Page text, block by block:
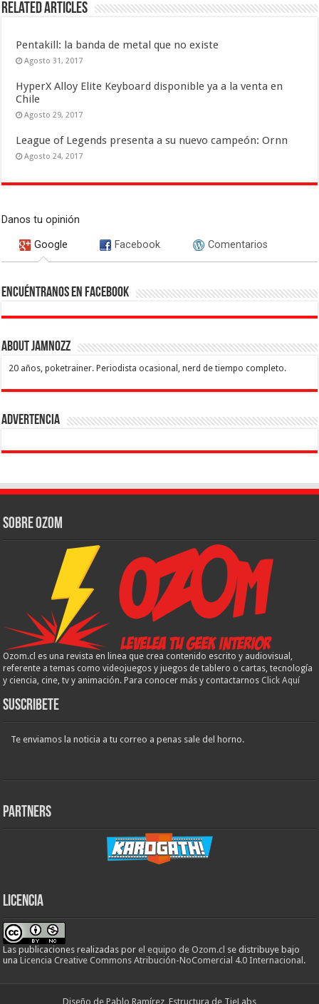
Related Articles
Pentakill: la banda de metal que no existe
Agosto 31, 2017
HyperX Alloy Elite Keyboard disponible ya a la venta en
Chile
Agosto 29, 2017
League of Legends presenta a su nuevo campeón: Ornn
Agosto 24, 2017
Danos tu opinión
Google Facebook Comentarios
Encuéntranos en Facebook
About Jamnozz
20 años, poketrainer. Periodista ocasional, nerd de tiempo completo.
Advertencia
Sobre Ozom
Ozom.cl es una revista en linea que crea contenido escrito y audiovisual,
referente a temas como videojuegos y juegos de tablero o cartas, tecnología
y ciencia, cine, tv y animación. Para conocer más y contactarnos Click Aquí
Suscribete
Te enviamos la noticia a tu correo a penas sale del horno.
Partners
Licencia
Las publicaciones realizadas por el equipo de Ozom.cl se distribuye bajo
unaLicencia Creative Commons Atribución-NoComercial 4.0 Internacional .
Diseño de Pablo Ramírez, Estructura de TieLabs